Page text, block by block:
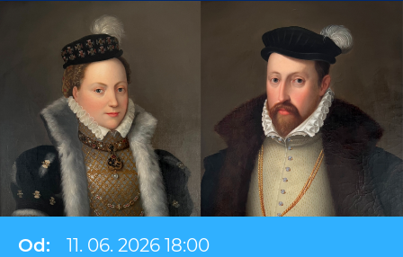
Od:
11. 06. 2026 18:00